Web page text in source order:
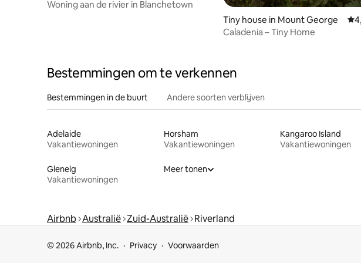
Woning aan de rivier in Blanchetown
Tiny house in Mount George
Caladenia – Tiny Home
Bestemmingen om te verkennen
Bestemmingen in de buurt Andere soorten verblijven
Adelaide
Vakantiewoningen
Horsham
Vakantiewoningen
Kangaroo Island
Vakantiewoningen
Glenelg
Vakantiewoningen
Meer tonen
Airbnb Australië Zuid-Australië Riverland
© 2026 Airbnb, Inc. Privacy Voorwaarden